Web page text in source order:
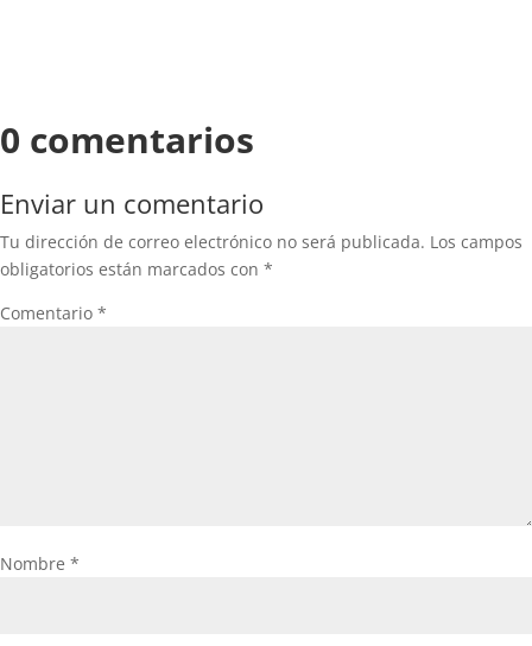
0 comentarios
Enviar un comentario
Tu dirección de correo electrónico no será publicada. Los campos
obligatorios están marcados con *
Comentario *
Nombre *